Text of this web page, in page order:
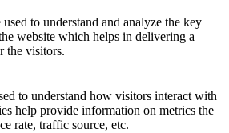
to understand and analyze the key
website which helps in delivering a
the visitors.
to understand how visitors interact with
help provide information on metrics the
rate, traffic source, etc.